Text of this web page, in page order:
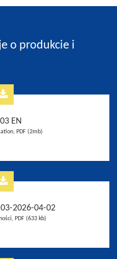
o produkcie i
EN
PDF (2mb)
2026-04-02
PDF (633 kb)